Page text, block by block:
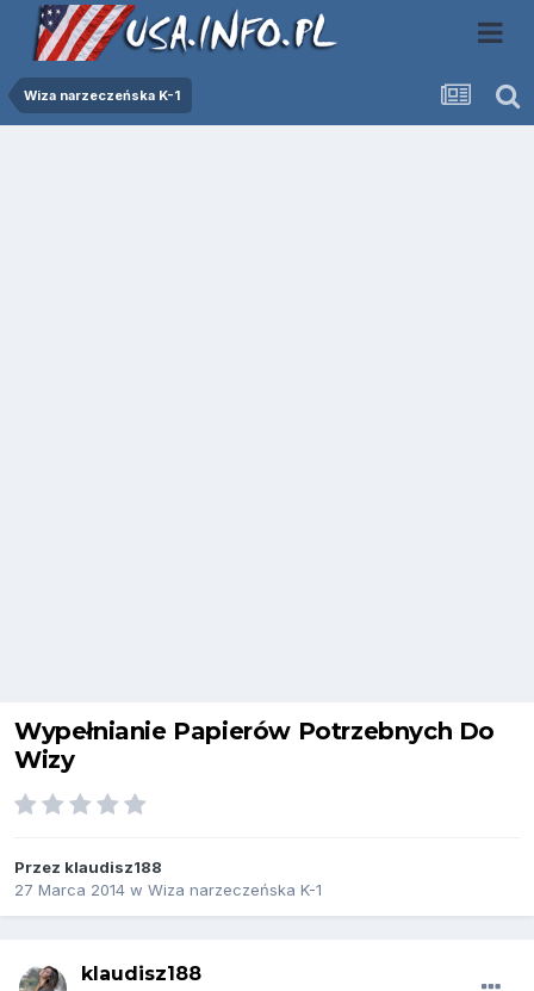
Wiza narzeczeńska K-1
Wypełnianie Papierów Potrzebnych Do
Wizy
Przez klaudisz188
27 Marca 2014 w Wiza narzeczeńska K-1
klaudisz188